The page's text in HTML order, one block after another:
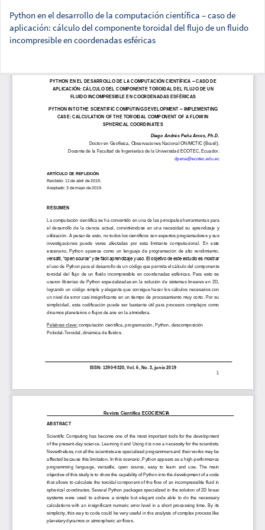
Python en el desarrollo de la computación científica – caso de
aplicación: cálculo del componente toroidal del flujo de un fluido
incompresible en coordenadas esféricas